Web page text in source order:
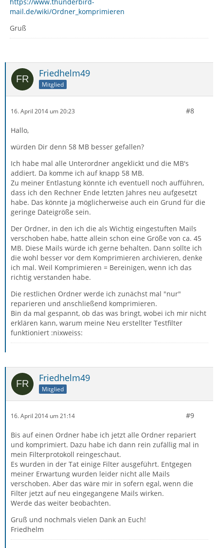
mail.de/wiki/Ordner_komprimieren
Gruß
Friedhelm49
Mitglied
16. April 2014 um 20:23 #8
Hallo,
würden Dir denn 58 MB besser gefallen?
Ich habe mal alle Unterordner angeklickt und die MB's
addiert. Da komme ich auf knapp 58 MB.
Zu meiner Entlastung könnte ich eventuell noch aufführen,
dass ich den Rechner Ende letzten Jahres neu aufgesetzt
habe. Das könnte ja möglicherweise auch ein Grund für die
geringe Dateigröße sein.
Der Ordner, in den ich die als Wichtig eingestuften Mails
verschoben habe, hatte allein schon eine Größe von ca. 45
MB. Diese Mails würde ich gerne behalten. Dann sollte ich
die wohl besser vor dem Komprimieren archivieren, denke
ich mal. Weil Komprimieren = Bereinigen, wenn ich das
richtig verstanden habe.
Die restlichen Ordner werde ich zunächst mal "nur"
reparieren und anschließend komprimieren.
Bin da mal gespannt, ob das was bringt, wobei ich mir nicht
erklären kann, warum meine Neu erstellter Testfilter
funktioniert :nixweiss:
Friedhelm49
Mitglied
16. April 2014 um 21:14 #9
Bis auf einen Ordner habe ich jetzt alle Ordner repariert
und komprimiert. Dazu habe ich dann rein zufällig mal in
mein Filterprotokoll reingeschaut.
Es wurden in der Tat einige Filter ausgeführt. Entgegen
meiner Erwartung wurden leider nicht alle Mails
verschoben. Aber das wäre mir in sofern egal, wenn die
Filter jetzt auf neu eingegangene Mails wirken.
Werde das weiter beobachten.
Gruß und nochmals vielen Dank an Euch!
Friedhelm